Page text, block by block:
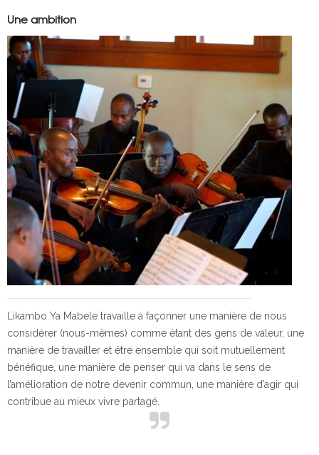
Une ambition
Likambo Ya Mabele travaille à façonner une manière de nous
considérer (nous-mêmes) comme étant des gens de valeur, une
manière de travailler et être ensemble qui soit mutuellement
bénéfique, une manière de penser qui va dans le sens de
l’amélioration de notre devenir commun, une manière d’agir qui
contribue au mieux vivre partagé.